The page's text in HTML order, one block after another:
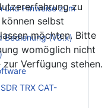
und Hinweise zum
Bedienung (V3.x)
TRX CAT-
zu
selbst
möchten. Bitte
womöglich nicht
Verfügung stehen.